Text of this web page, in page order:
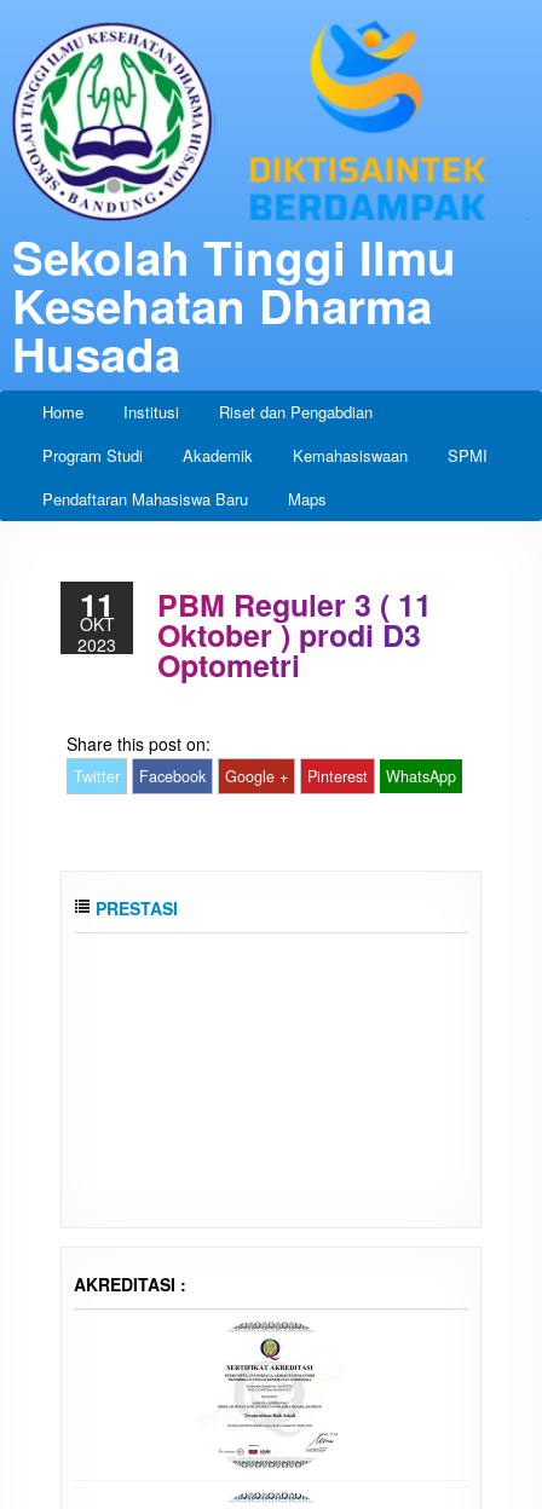
Sekolah Tinggi Ilmu
Kesehatan Dharma
Husada
Home Institusi
Riset dan Pengabdian
Program Studi
Akademik Kemahasiswaan
SPMI
Pendaftaran Mahasiswa Baru
Maps
11
OKT
2023
PBM Reguler 3 ( 11
Oktober ) prodi D3
Optometri
Share this post on:
Twitter Facebook Google + Pinterest WhatsApp
PRESTASI
AKREDITASI :